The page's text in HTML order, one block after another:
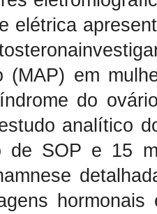
elétrica
(MAP) em
do
analítico
de SOP e 15